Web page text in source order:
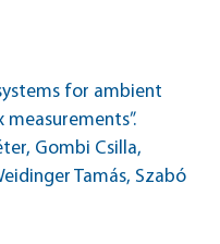
for ambient
Gombi Csilla,
Tamás, Szabó